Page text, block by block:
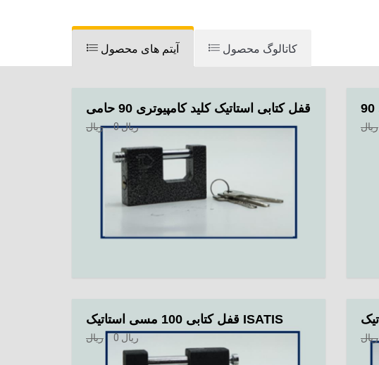
آیتم های محصول کاتالوگ محصول
قفل کتابی استاتیک کلید کامپیوتری 90 حامی
ریال 0ریال ریال
قفل کتابی 100 مسی استاتیک ISATIS
ریال 0 ریال ریال